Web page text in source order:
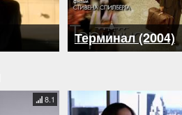
Терминал (2004)
8.1